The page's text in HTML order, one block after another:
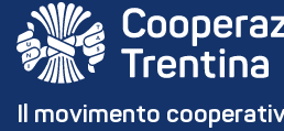
Il movimento